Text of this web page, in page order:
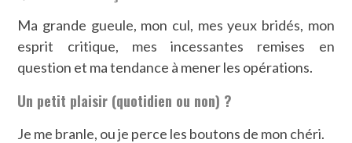
Ma grande gueule, mon cul, mes yeux bridés, mon
esprit critique, mes incessantes remises en
question et ma tendance à mener les opérations.
Un petit plaisir (quotidien ou non) ?
Je me branle, ou je perce les boutons de mon chéri.